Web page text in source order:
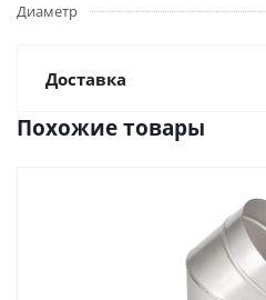
Диаметр
Доставка
Похожие товары